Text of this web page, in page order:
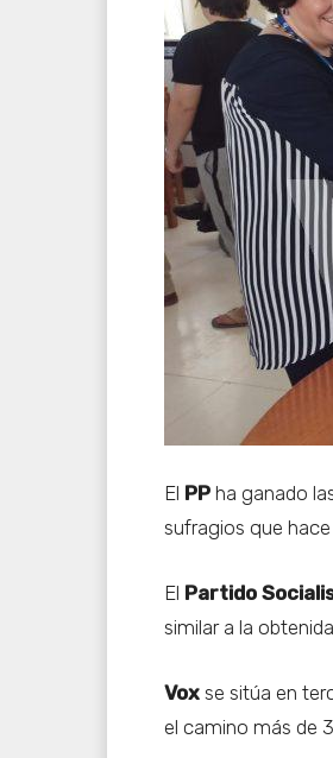
El PP ha ganado
sufragios que
El Partido
similar a la
Vox se sitúa en
el camino más de